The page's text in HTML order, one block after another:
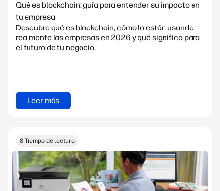
Qué es blockchain: guía para entender su impacto en
tu empresa
Descubre qué es blockchain, cómo lo están usando
realmente las empresas en 2026 y qué significa para
el futuro de tu negocio.
Leer más
8 Tiempo de lectura